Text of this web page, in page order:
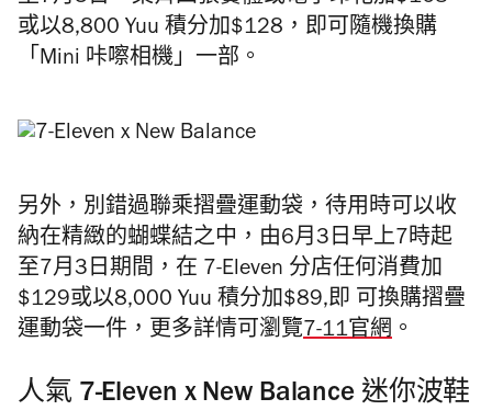
或以8,800 Yuu 積分加$128，即可隨機換購
「Mini 咔嚓相機」一部。
另外，別錯過聯乘摺疊運動袋，待用時可以收
納在精緻的蝴蝶結之中，由6月3日早上7時起
至7月3日期間，在 7-Eleven 分店任何消費加
$129或以8,000 Yuu 積分加$89,即 可換購摺疊
運動袋一件，更多詳情可瀏覽7-11官網 。
人氣 7-Eleven x New Balance 迷你波鞋